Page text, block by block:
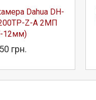
Dahua DH-
Z-A 2МП
12мм)
грн.